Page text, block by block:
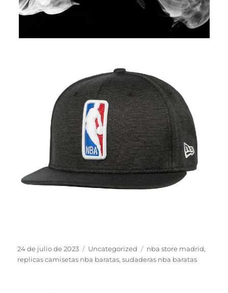
Publicado
el
24 de julio de 2023 Categorías
Uncategorized Etiquetas
nba store madrid,
replicas camisetas nba baratas,sudaderas nba baratas